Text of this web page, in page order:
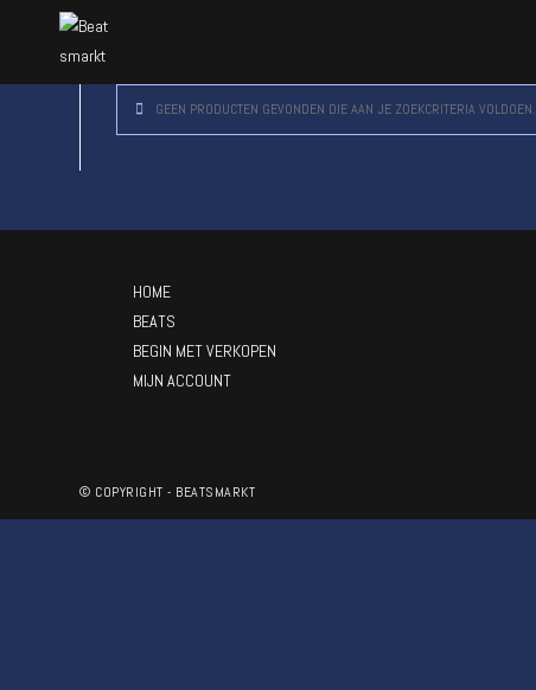
GEEN PRODUCTEN GEVONDEN DIE AAN JE ZOEKCRITERIA VOLDOEN.
HOME
BEATS
BEGIN MET VERKOPEN
MIJN ACCOUNT
© COPYRIGHT - BEATSMARKT